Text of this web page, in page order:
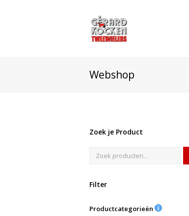
Webshop
Zoek je Product
Filter
Productcategorieën